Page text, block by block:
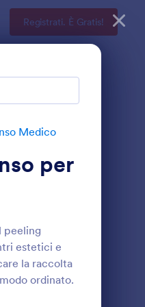
Registrati. È Gratis!
Medico
per
peeling
estetici e
la raccolta
ordinato.
: Consenso Alla